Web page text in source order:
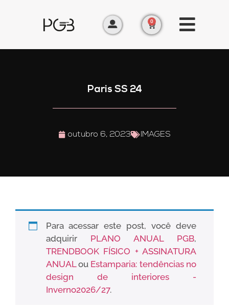
0
Paris SS 24
outubro 6, 2023 IMAGES
Para acessar este post, você deve
adquirir PLANO ANUAL PGB,
TRENDBOOK FÍSICO + ASSINATURA
ANUALou Estamparia: tendências no
design de interiores -
Inverno2026/27.